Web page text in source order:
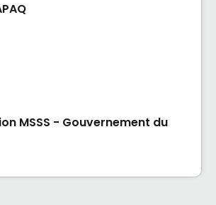
MSSS - Gouvernement du